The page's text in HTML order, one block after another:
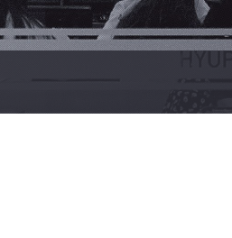
산업안전보건학과(계약학과)
웨슬리신학대학원
사회복지대학원
일반복수전공
융복합 트랙
,학생역량,e-
도서관
대외교류팀